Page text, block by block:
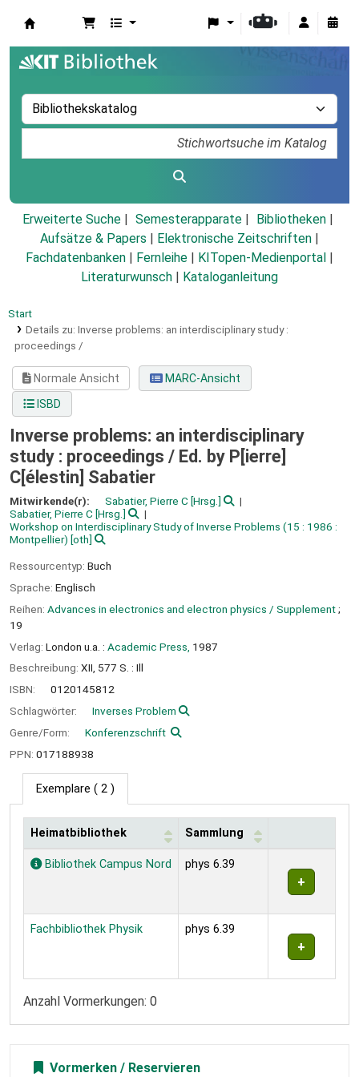
Erweiterte Suche Semesterapparate
Bibliotheken
Aufsätze & Papers
Elektronische Zeitschriften
Fachdatenbanken
Fernleihe KITopen-Medienportal
Literaturwunsch
Kataloganleitung
Start
Details zu: Inverse problems: an interdisciplinary study :
proceedings /
Normale Ansicht
MARC-Ansicht
ISBD
Inverse problems: an interdisciplinary
study : proceedings / Ed. by P[ierre]
C[élestin] Sabatier
Mitwirkende(r): Sabatier, Pierre C [Hrsg.]
Sabatier, Pierre C [Hrsg.]
Workshop on Interdisciplinary Study of Inverse Problems (15 : 1986 :
Montpellier) [oth]
Ressourcentyp: Buch
Sprache: Englisch
Reihen: Advances in electronics and electron physics / Supplement;
19
Verlag: London u.a. : Academic Press, 1987
Beschreibung: XII, 577 S. : Ill
ISBN:
0120145812
Schlagwörter:
Inverses Problem
Genre/Form:
Konferenzschrift
PPN: 017188938
Exemplare ( 2 )
Exemplare
Heimatbibliothek Sammlung
Bibliothek Campus Nord phys 6.39
Fachbibliothek Physik phys 6.39
Anzahl Vormerkungen: 0
Vormerken